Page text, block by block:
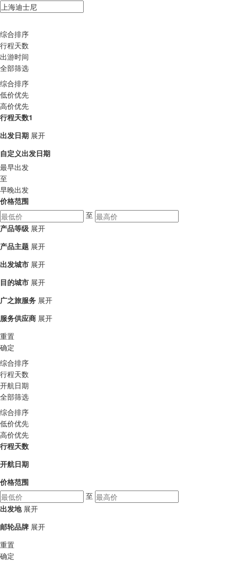
综合排序
行程天数
出游时间
全部筛选
综合排序
低价优先
高价优先
行程天数1
出发日期 展开
自定义出发日期
最早出发
至
早晚出发
价格范围
至
产品等级 展开
产品主题 展开
出发城市 展开
目的城市 展开
广之旅服务 展开
服务供应商 展开
重置
确定
综合排序
行程天数
开航日期
全部筛选
综合排序
低价优先
高价优先
行程天数
开航日期
价格范围
至
出发地 展开
邮轮品牌 展开
重置
确定